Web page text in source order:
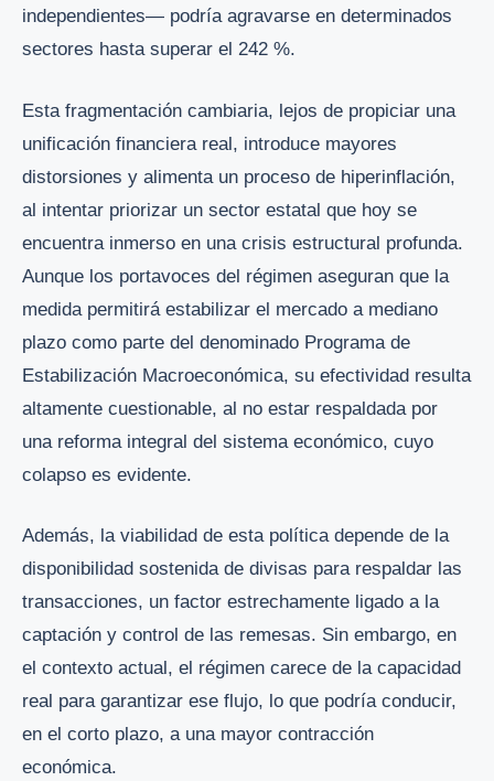
independientes— podría agravarse en determinados
sectores hasta superar el 242 %.
Esta fragmentación cambiaria, lejos de propiciar una
unificación financiera real, introduce mayores
distorsiones y alimenta un proceso de hiperinflación,
al intentar priorizar un sector estatal que hoy se
encuentra inmerso en una crisis estructural profunda.
Aunque los portavoces del régimen aseguran que la
medida permitirá estabilizar el mercado a mediano
plazo como parte del denominado Programa de
Estabilización Macroeconómica, su efectividad resulta
altamente cuestionable, al no estar respaldada por
una reforma integral del sistema económico, cuyo
colapso es evidente.
Además, la viabilidad de esta política depende de la
disponibilidad sostenida de divisas para respaldar las
transacciones, un factor estrechamente ligado a la
captación y control de las remesas. Sin embargo, en
el contexto actual, el régimen carece de la capacidad
real para garantizar ese flujo, lo que podría conducir,
en el corto plazo, a una mayor contracción
económica.